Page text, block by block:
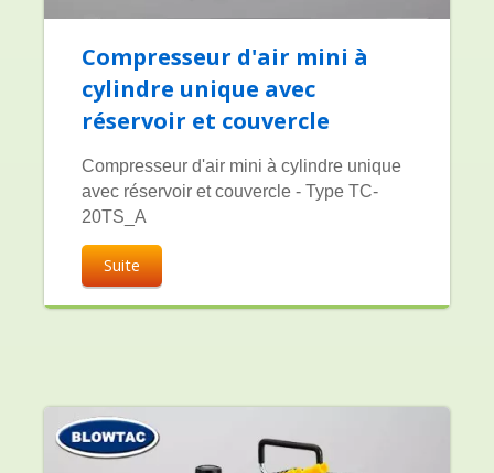
Compresseur d'air mini à
cylindre unique avec
réservoir et couvercle
Compresseur d'air mini à cylindre unique
avec réservoir et couvercle - Type TC-
20TS_A
Suite